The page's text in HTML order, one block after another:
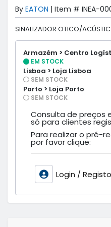
By EATON | Item # INEA-
SINALIZADOR OTICO/
Armazém > Centro
EM STOCK
Lisboa > Loja Lisboa
SEM STOCK
Porto > Loja Porto
SEM STOCK
Consulta de preços
só para clientes
Para realizar o pré-
por favor clique:
Login / Registo